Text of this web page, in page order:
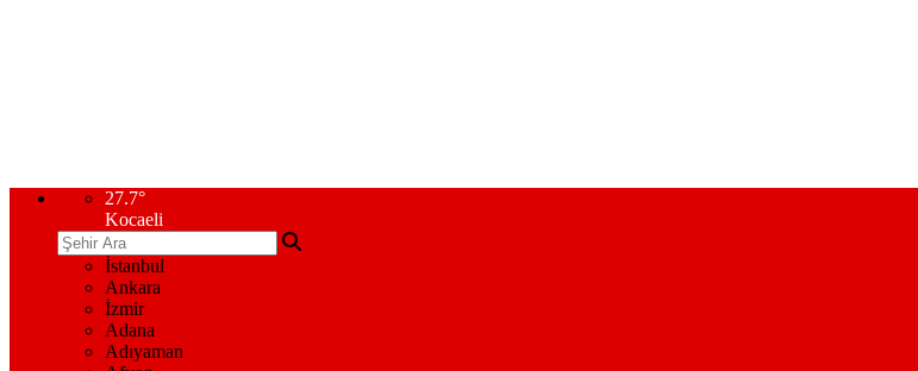
27.7°
Kocaeli
İstanbul
Ankara
İzmir
Adana
Adıyaman